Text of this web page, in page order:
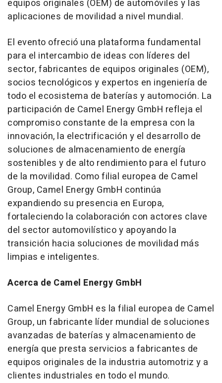
equipos originales (OEM) de automóviles y las
aplicaciones de movilidad a nivel mundial.
El evento ofreció una plataforma fundamental
para el intercambio de ideas con líderes del
sector, fabricantes de equipos originales (OEM),
socios tecnológicos y expertos en ingeniería de
todo el ecosistema de baterías y automoción. La
participación de Camel Energy GmbH refleja el
compromiso constante de la empresa con la
innovación, la electrificación y el desarrollo de
soluciones de almacenamiento de energía
sostenibles y de alto rendimiento para el futuro
de la movilidad. Como filial europea de Camel
Group, Camel Energy GmbH continúa
expandiendo su presencia en Europa,
fortaleciendo la colaboración con actores clave
del sector automovilístico y apoyando la
transición hacia soluciones de movilidad más
limpias e inteligentes.
Acerca de Camel Energy GmbH
Camel Energy GmbH es la filial europea de Camel
Group, un fabricante líder mundial de soluciones
avanzadas de baterías y almacenamiento de
energía que presta servicios a fabricantes de
equipos originales de la industria automotriz y a
clientes industriales en todo el mundo.